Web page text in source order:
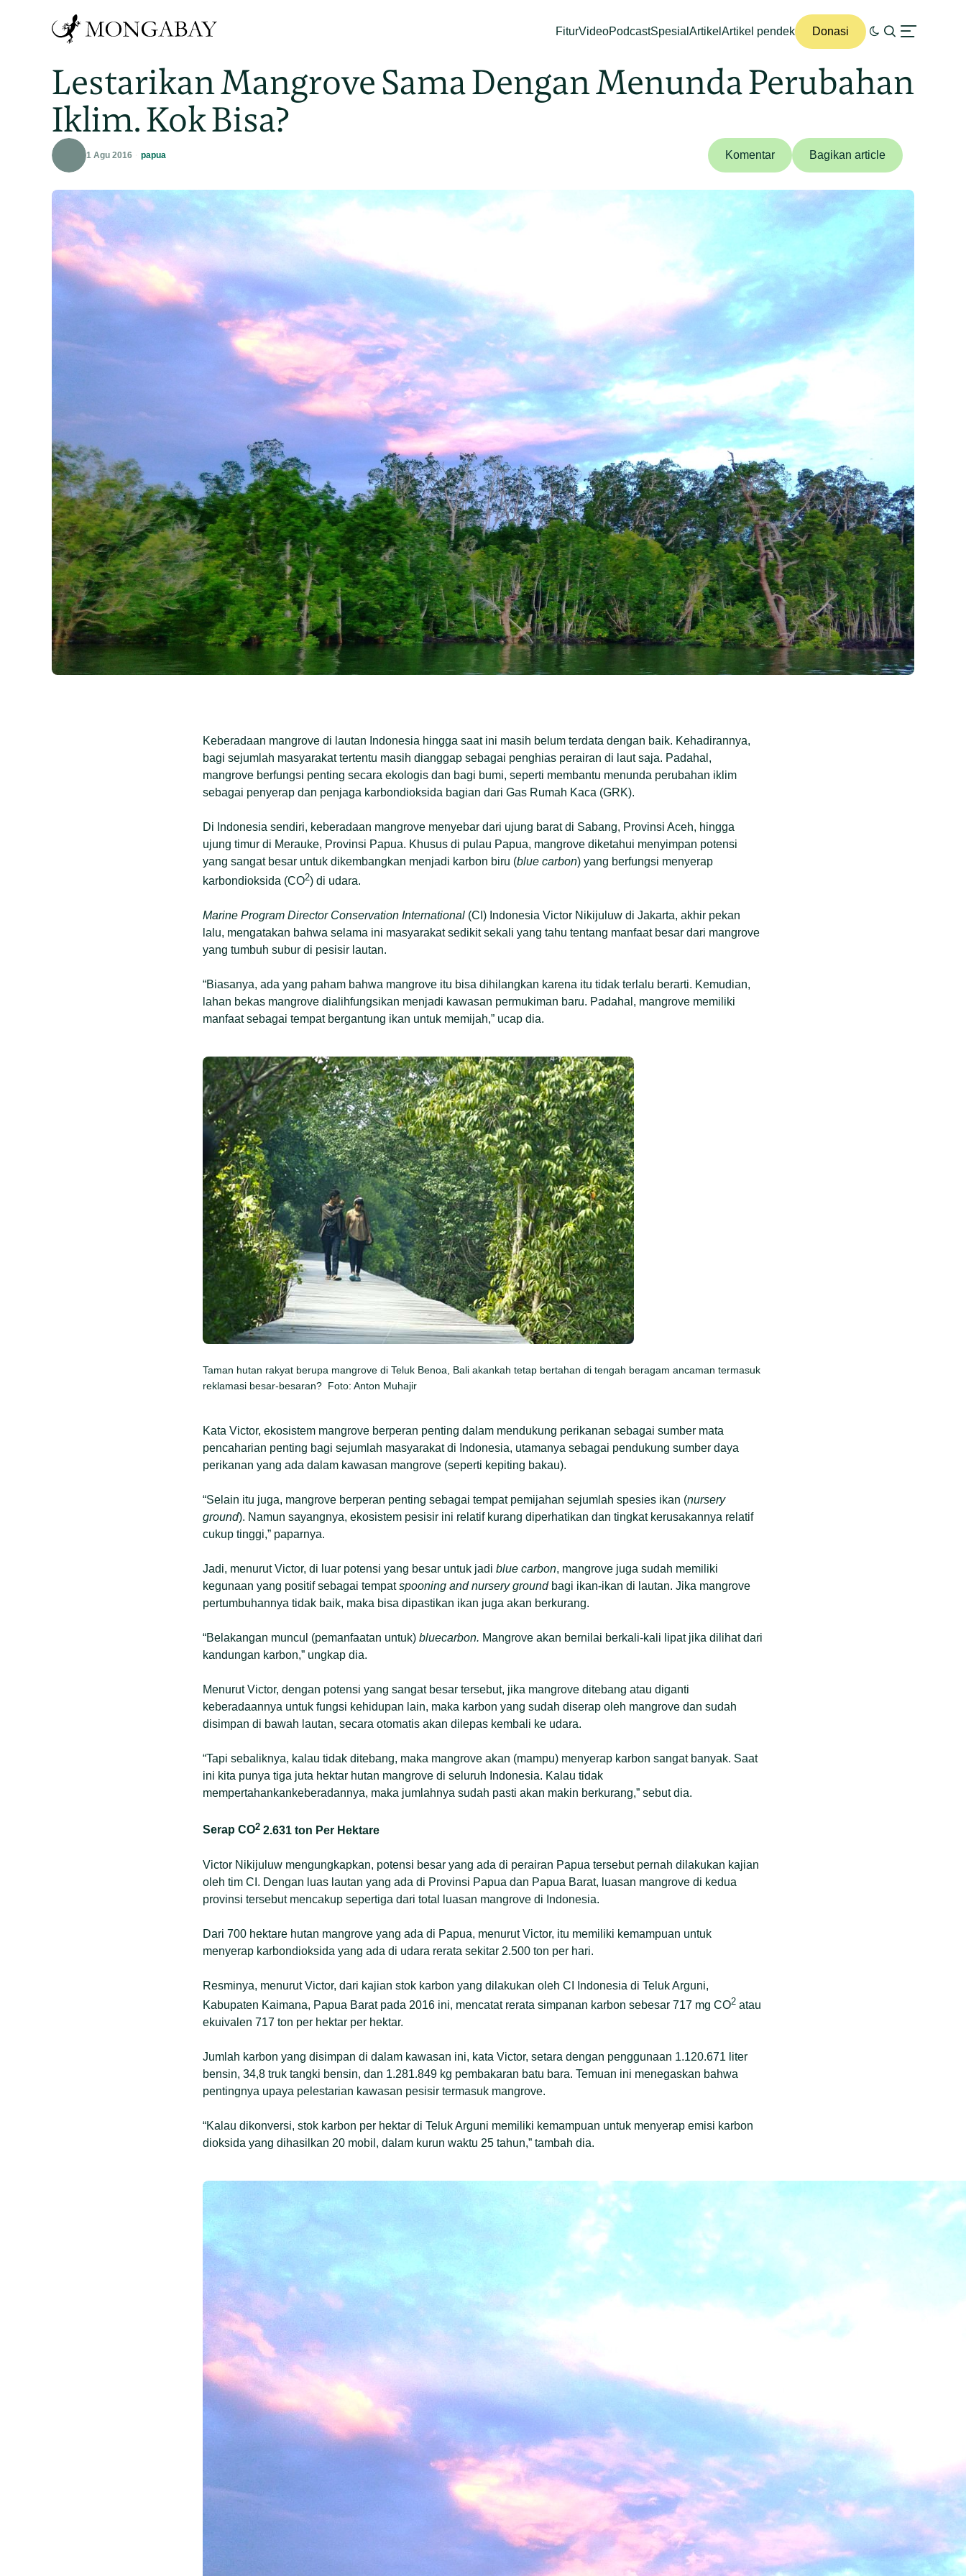
FiturVideoPodcastSpesial Artikel Artikel pendek Donasi
Lestarikan Mangrove Sama Dengan Menunda Perubahan
Iklim. Kok Bisa?
1 Agu 2016 papua Komentar Bagikan article
Keberadaan mangrove di lautan Indonesia hingga saat ini masih belum terdata dengan baik. Kehadirannya,
bagi sejumlah masyarakat tertentu masih dianggap sebagai penghias perairan di laut saja. Padahal,
mangrove berfungsi penting secara ekologis dan bagi bumi, seperti membantu menunda perubahan iklim
sebagai penyerap dan penjaga karbondioksida bagian dari Gas Rumah Kaca (GRK).
Di Indonesia sendiri, keberadaan mangrove menyebar dari ujung barat di Sabang, Provinsi Aceh, hingga
ujung timur di Merauke, Provinsi Papua. Khusus di pulau Papua, mangrove diketahui menyimpan potensi
yang sangat besar untuk dikembangkan menjadi karbon biru (blue carbon) yang berfungsi menyerap
karbondioksida (CO2) di udara.
Marine Program Director Conservation International (CI) Indonesia Victor Nikijuluw di Jakarta, akhir pekan
lalu, mengatakan bahwa selama ini masyarakat sedikit sekali yang tahu tentang manfaat besar dari mangrove
yang tumbuh subur di pesisir lautan.
“Biasanya, ada yang paham bahwa mangrove itu bisa dihilangkan karena itu tidak terlalu berarti. Kemudian,
lahan bekas mangrove dialihfungsikan menjadi kawasan permukiman baru. Padahal, mangrove memiliki
manfaat sebagai tempat bergantung ikan untuk memijah,” ucap dia.
Taman hutan rakyat berupa mangrove di Teluk Benoa, Bali akankah tetap bertahan di tengah beragam ancaman termasuk
reklamasi besar-besaran? Foto: Anton Muhajir
Kata Victor, ekosistem mangrove berperan penting dalam mendukung perikanan sebagai sumber mata
pencaharian penting bagi sejumlah masyarakat di Indonesia, utamanya sebagai pendukung sumber daya
perikanan yang ada dalam kawasan mangrove (seperti kepiting bakau).
“Selain itu juga, mangrove berperan penting sebagai tempat pemijahan sejumlah spesies ikan (nursery
ground). Namun sayangnya, ekosistem pesisir ini relatif kurang diperhatikan dan tingkat kerusakannya relatif
cukup tinggi,” paparnya.
Jadi, menurut Victor, di luar potensi yang besar untuk jadi blue carbon, mangrove juga sudah memiliki
kegunaan yang positif sebagai tempatspooning andnurserygroundbagi ikan-ikan di lautan. Jika mangrove
pertumbuhannya tidak baik, maka bisa dipastikan ikan juga akan berkurang.
“Belakangan muncul (pemanfaatan untuk) bluecarbon. Mangrove akan bernilai berkali-kali lipat jika dilihat dari
kandungan karbon,” ungkap dia.
Menurut Victor, dengan potensi yang sangat besar tersebut, jika mangrove ditebang atau diganti
keberadaannya untuk fungsi kehidupan lain, maka karbon yang sudah diserap oleh mangrove dan sudah
disimpan di bawah lautan, secara otomatis akan dilepas kembali ke udara.
“Tapi sebaliknya, kalau tidak ditebang, maka mangrove akan (mampu) menyerap karbon sangat banyak. Saat
ini kita punya tiga juta hektar hutan mangrove di seluruh Indonesia. Kalau tidak
mempertahankankeberadannya, maka jumlahnya sudah pasti akan makin berkurang,” sebut dia.
Serap CO2 2.631 ton Per Hektare
Victor Nikijuluw mengungkapkan, potensi besar yang ada di perairan Papua tersebut pernah dilakukan kajian
oleh tim CI. Dengan luas lautan yang ada di Provinsi Papua dan Papua Barat, luasan mangrove di kedua
provinsi tersebut mencakup sepertiga dari total luasan mangrove di Indonesia.
Dari 700 hektare hutan mangrove yang ada di Papua, menurut Victor, itu memiliki kemampuan untuk
menyerap karbondioksida yang ada di udara rerata sekitar 2.500 ton per hari.
Resminya, menurut Victor, dari kajian stok karbon yang dilakukan oleh CI Indonesia di Teluk Arguni,
Kabupaten Kaimana, Papua Barat pada 2016 ini, mencatat rerata simpanan karbon sebesar 717 mg CO2 atau
ekuivalen 717 ton per hektar per hektar.
Jumlah karbon yang disimpan di dalam kawasan ini, kata Victor, setara dengan penggunaan 1.120.671 liter
bensin, 34,8 truk tangki bensin, dan 1.281.849 kg pembakaran batu bara. Temuan ini menegaskan bahwa
pentingnya upaya pelestarian kawasan pesisir termasuk mangrove.
“Kalau dikonversi, stok karbon per hektar di Teluk Arguni memiliki kemampuan untuk menyerap emisi karbon
dioksida yang dihasilkan 20 mobil, dalam kurun waktu 25 tahun,” tambah dia.